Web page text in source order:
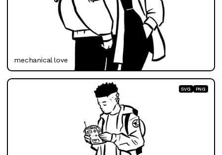
mechanical love
SVG PNG